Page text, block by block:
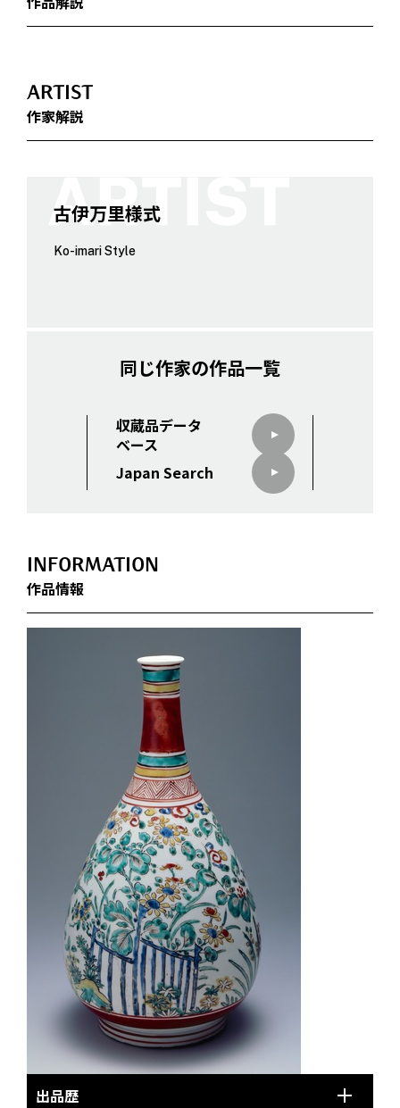
ARTIST
作家解説
古伊万里様式
Ko-imari Style
同じ作家の作品一覧
収蔵品データ
ベース
Japan Search
INFORMATION
作品情報
出品歴